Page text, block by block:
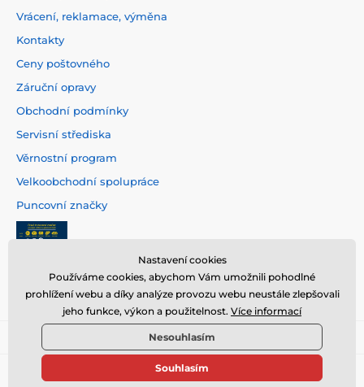
Vrácení, reklamace, výměna
Kontakty
Ceny poštovného
Záruční opravy
Obchodní podmínky
Servisní střediska
Věrnostní program
Velkoobchodní spolupráce
Puncovní značky
© 2026 www.hodinarstvi.cz ⦁ E-shop vytvořila SIMPLIA.cz
Nastavení cookies
Používáme cookies, abychom Vám umožnili pohodlné
prohlížení webu a díky analýze provozu webu neustále zlepšovali
jeho funkce, výkon a použitelnost. Více informací
Nesouhlasím
Souhlasím